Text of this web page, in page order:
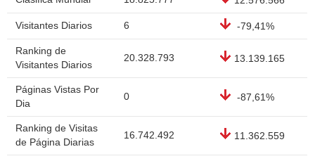
Visitantes Diarios 6 -79,41%
Ranking de
Visitantes Diarios
20.328.793 13.139.165
Páginas Vistas Por
Dia
0 -87,61%
Ranking de Visitas
de Página Diarias
16.742.492 11.362.559